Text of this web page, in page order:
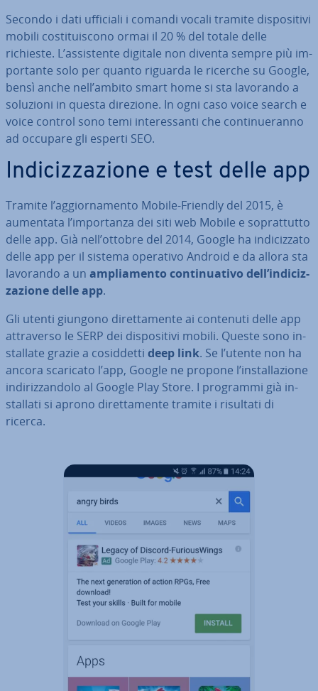
Secondo i dati ufficiali i comandi vocali tramite di­spo­si­ti­vi
mobili co­sti­tui­sco­no ormai il 20 % del totale delle
richieste. L’as­si­sten­te digitale non diventa sempre più im­
por­tan­te solo per quanto riguarda le ricerche su Google,
bensì anche nell’ambito smart home si sta lavorando a
soluzioni in questa direzione. In ogni caso voice search e
voice control sono temi in­te­res­san­ti che con­ti­nue­ran­no
ad occupare gli esperti SEO.
In­di­ciz­za­zio­ne e test delle app
Tramite l’ag­gior­na­men­to Mobile-Friendly del 2015, è
aumentata l’im­por­tan­za dei siti web Mobile e so­prat­tut­to
delle app. Già nell’ottobre del 2014, Google ha in­di­ciz­za­to
delle app per il sistema operativo Android e da allora sta
lavorando a un am­plia­men­to con­ti­nua­ti­vo dell’in­di­ciz­
za­zio­ne delle app.
Gli utenti giungono di­ret­ta­men­te ai contenuti delle app
at­tra­ver­so le SERP dei di­spo­si­ti­vi mobili. Queste sono in­
stal­la­te grazie a co­sid­det­ti deep link. Se l’utente non ha
ancora scaricato l’app, Google ne propone l’in­stal­la­zio­ne
in­di­riz­zan­do­lo al Google Play Store. I programmi già in­
stal­la­ti si aprono di­ret­ta­men­te tramite i risultati di
ricerca.